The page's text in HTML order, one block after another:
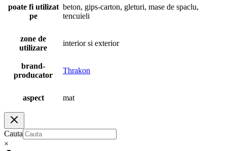
poate fi utilizat
pe
beton, gips-carton, gleturi, mase de spaclu,
tencuieli
zone de
utilizare
interior si exterior
brand-
producator
Thrakon
aspect mat
Cauta
×